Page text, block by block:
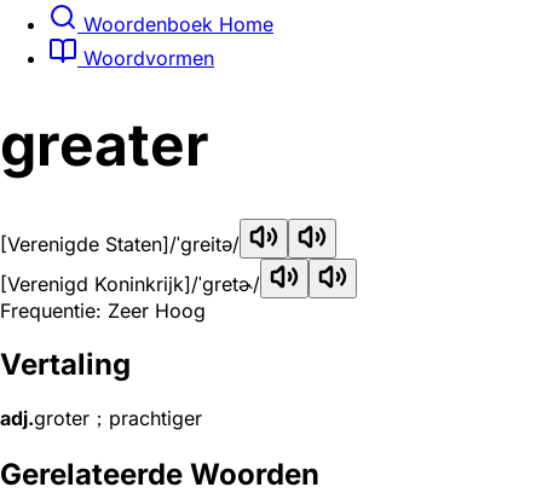
Woordenboek Home
Woordvormen
greater
[Verenigde Staten]/ˈɡreitə/
[Verenigd Koninkrijk]/ˈɡretɚ/
Frequentie: Zeer Hoog
Vertaling
adj.groter；prachtiger
Gerelateerde Woorden